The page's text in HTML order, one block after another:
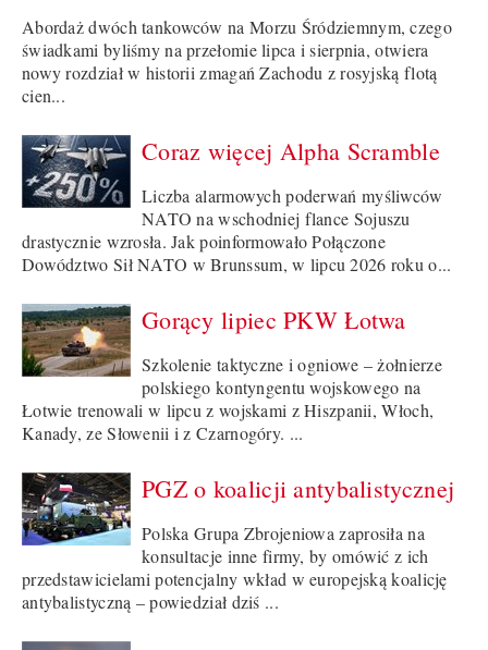
Abordaż dwóch tankowców na Morzu Śródziemnym, czego
świadkami byliśmy na przełomie lipca i sierpnia, otwiera
nowy rozdział w historii zmagań Zachodu z rosyjską flotą
cien...
Coraz więcej Alpha Scramble
Liczba alarmowych poderwań myśliwców
NATO na wschodniej flance Sojuszu
drastycznie wzrosła. Jak poinformowało Połączone
Dowództwo Sił NATO w Brunssum, w lipcu 2026 roku o...
Gorący lipiec PKW Łotwa
Szkolenie taktyczne i ogniowe – żołnierze
polskiego kontyngentu wojskowego na
Łotwie trenowali w lipcu z wojskami z Hiszpanii, Włoch,
Kanady, ze Słowenii i z Czarnogóry. ...
PGZ o koalicji antybalistycznej
Polska Grupa Zbrojeniowa zaprosiła na
konsultacje inne firmy, by omówić z ich
przedstawicielami potencjalny wkład w europejską koalicję
antybalistyczną – powiedział dziś ...